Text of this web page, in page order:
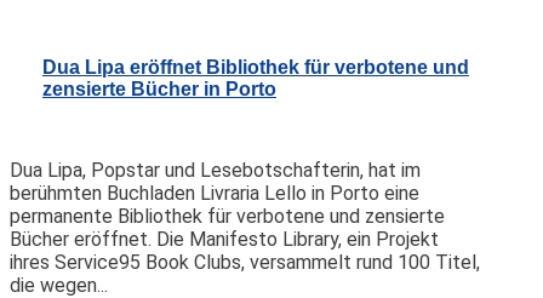
Dua Lipa eröffnet Bibliothek für verbotene und
zensierte Bücher in Porto
Dua Lipa, Popstar und Lesebotschafterin, hat im
berühmten Buchladen Livraria Lello in Porto eine
permanente Bibliothek für verbotene und zensierte
Bücher eröffnet. Die Manifesto Library, ein Projekt
ihres Service95 Book Clubs, versammelt rund 100 Titel,
die wegen...